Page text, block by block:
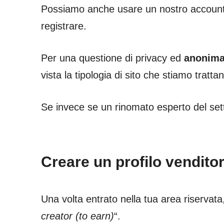
Possiamo anche usare un nostro
registrare.
Per una questione di privacy ed
vista la tipologia di sito che stiamo
Se invece se un rinomato esperto del
Creare un profilo
Una volta entrato nella tua area
creator (to earn)“.